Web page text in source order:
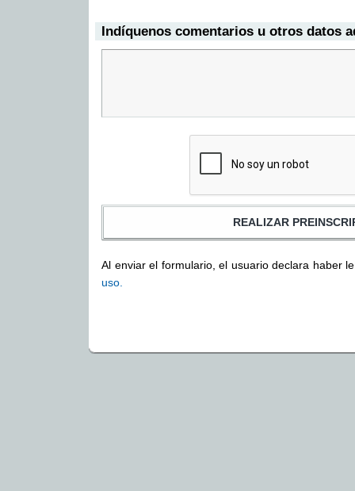
Indíquenos comentarios u otros datos
Al enviar el formulario, el usuario declara haber
uso.